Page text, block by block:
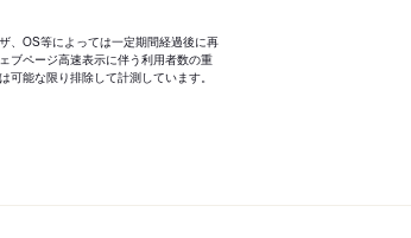
、OS等によっては一定期間経過後に再
ブページ高速表示に伴う利用者数の重
能な限り排除して計測しています。